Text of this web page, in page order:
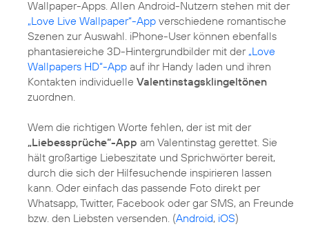
Wallpaper-Apps. Allen Android-Nutzern stehen mit der
„Love Live Wallpaper“-App verschiedene romantische
Szenen zur Auswahl. iPhone-User können ebenfalls
phantasiereiche 3D-Hintergrundbilder mit der „Love
Wallpapers HD“-App auf ihr Handy laden und ihren
Kontakten individuelle Valentinstagsklingeltönen
zuordnen.
Wem die richtigen Worte fehlen, der ist mit der
„Liebessprüche“-App am Valentinstag gerettet. Sie
hält großartige Liebeszitate und Sprichwörter bereit,
durch die sich der Hilfesuchende inspirieren lassen
kann. Oder einfach das passende Foto direkt per
Whatsapp, Twitter, Facebook oder gar SMS, an Freunde
bzw. den Liebsten versenden. (Android, iOS)